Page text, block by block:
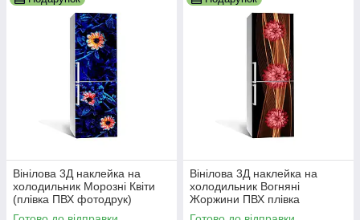
Вінілова 3Д наклейка на
холодильник Морозні Квіти
(плівка ПВХ фотодрук)
600х1800 мм Абстракція
Вінілова 3Д наклейка на
холодильник Вогняні
Жоржини ПВХ плівка
самоклеюча квіти Абстракція